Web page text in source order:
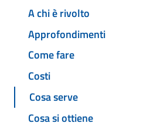
A chi è rivolto
Approfondimenti
Come fare
Costi
Cosa serve
Cosa si ottiene